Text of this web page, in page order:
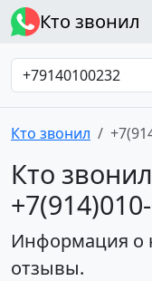
Кто звонил
Кто звонил
Кто
Информация о
отзывы.